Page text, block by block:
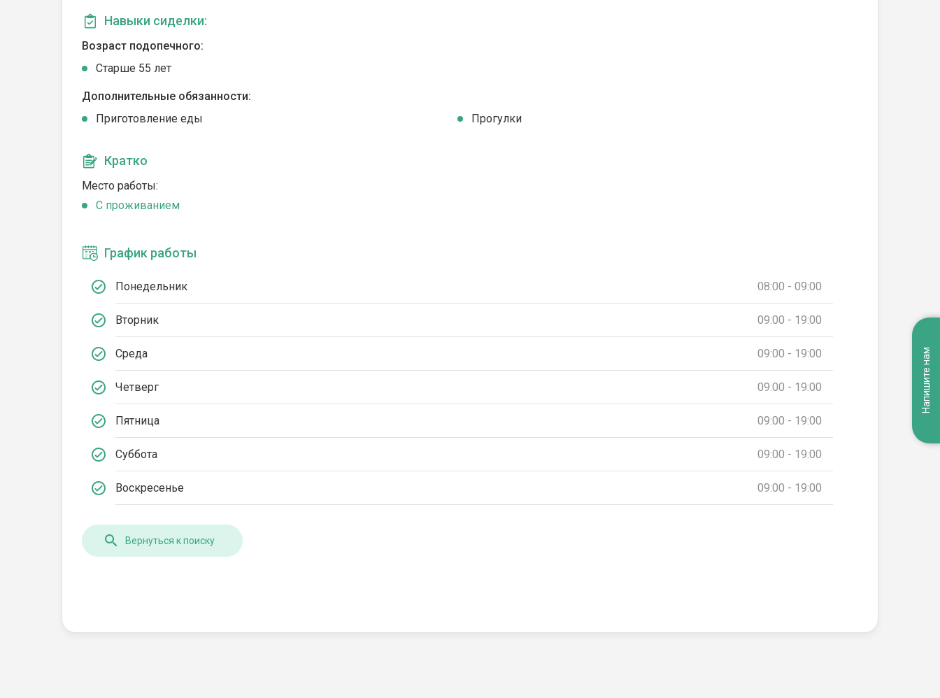
Навыки сиделки:
Возраст подопечного:
Cтарше 55 лет
Дополнительные обязанности:
Приготовление еды
Прогулки
Кратко
Место работы:
C проживанием
График работы
Понедельник 08:00 - 09:00
Вторник 09:00 - 19:00
Среда 09:00 - 19:00
Четверг 09:00 - 19:00
Пятница 09:00 - 19:00
Суббота 09:00 - 19:00
Воскресенье 09:00 - 19:00
Вернуться к поиску
Напишите нам